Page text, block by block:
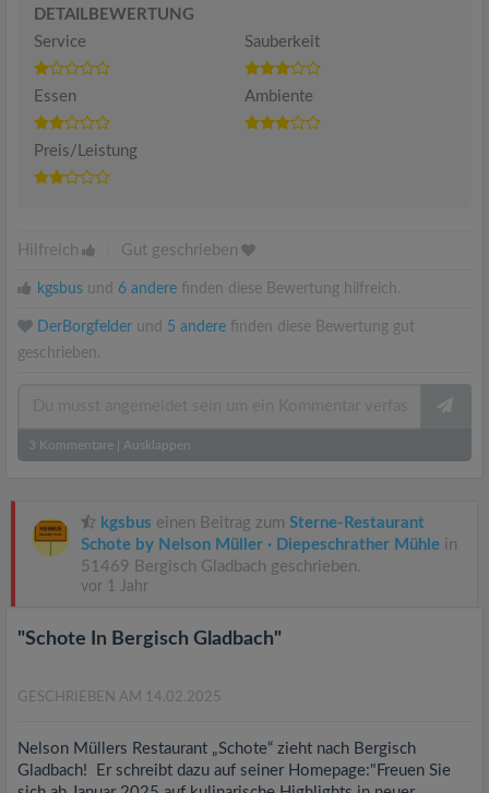
DETAILBEWERTUNG
Service
Sauberkeit
Essen Ambiente
Preis/Leistung
Hilfreich Gut geschrieben
kgsbus und 6 andere finden diese Bewertung hilfreich.
DerBorgfelder und 5 andere finden diese Bewertung gut
geschrieben.
3 Kommentare Ausklappen
kgsbus einen Beitrag zum Sterne-Restaurant
Schote by Nelson Müller · Diepeschrather Mühle in
51469 Bergisch Gladbach geschrieben.
vor 1 Jahr
"Schote In Bergisch Gladbach"
GESCHRIEBEN AM 14.02.2025
Nelson Müllers Restaurant „Schote“ zieht nach Bergisch
Gladbach! Er schreibt dazu auf seiner Homepage:"Freuen Sie